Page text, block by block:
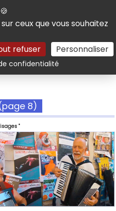
ceux que vous souhaitez
refuser Personnaliser
confidentialitéRechercher
8)
"